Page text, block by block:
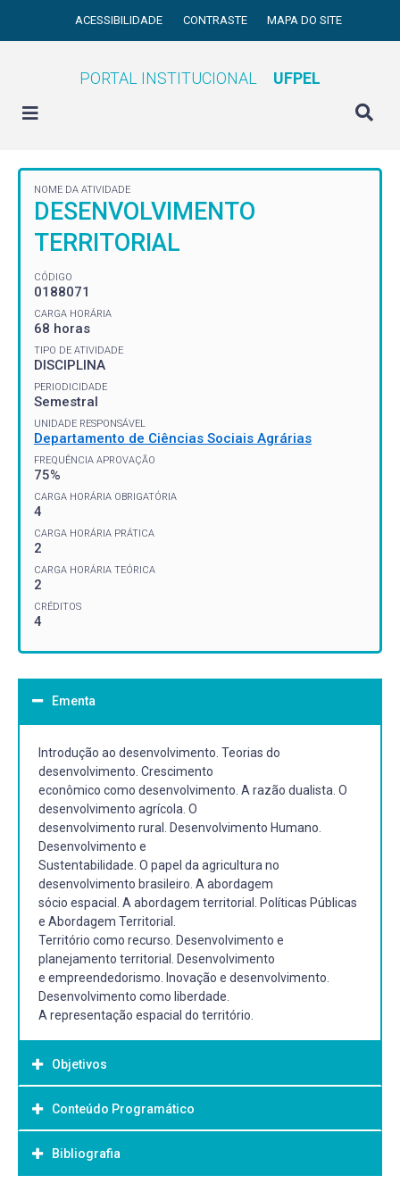
ACESSIBILIDADE CONTRASTE MAPA DO SITE
PORTAL INSTITUCIONAL UFPEL
NOME DA ATIVIDADE
DESENVOLVIMENTO
TERRITORIAL
CÓDIGO
0188071
CARGA HORÁRIA
68 horas
TIPO DE ATIVIDADE
DISCIPLINA
PERIODICIDADE
Semestral
UNIDADE RESPONSÁVEL
Departamento de Ciências Sociais Agrárias
FREQUÊNCIA APROVAÇÃO
75%
CARGA HORÁRIA OBRIGATÓRIA
4
CARGA HORÁRIA PRÁTICA
2
CARGA HORÁRIA TEÓRICA
2
CRÉDITOS
4
Ementa
Introdução ao desenvolvimento. Teorias do
desenvolvimento. Crescimento
econômico como desenvolvimento. A razão dualista. O
desenvolvimento agrícola. O
desenvolvimento rural. Desenvolvimento Humano.
Desenvolvimento e
Sustentabilidade. O papel da agricultura no
desenvolvimento brasileiro. A abordagem
sócio espacial. A abordagem territorial. Políticas Públicas
e Abordagem Territorial.
Território como recurso. Desenvolvimento e
planejamento territorial. Desenvolvimento
e empreendedorismo. Inovação e desenvolvimento.
Desenvolvimento como liberdade.
A representação espacial do território.
Objetivos
Objetivo Geral:
Geral: Reconstruir o debate em torno às velhas e às novas
abordagens do
Conteúdo Programático
Unidade I. O que é o desenvolvimento?
A noção de desenvolvimento.
Bibliografia